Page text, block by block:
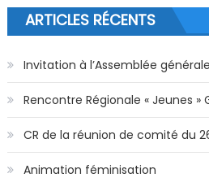
ARTICLES RÉCENTS
Invitation à l’Assemblée
Rencontre Régionale « Jeunes »
CR de la réunion de comité du
Animation féminisation